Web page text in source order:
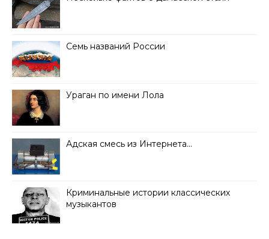
Семь названий России
Ураган по имени Лола
Адская смесь из Интернета…
Криминальные истории классических
музыкантов